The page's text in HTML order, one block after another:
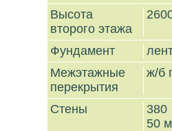
Высота
второго этажа
Фундамент
Межэтажные
перекрытия
ж/б
Стены
50